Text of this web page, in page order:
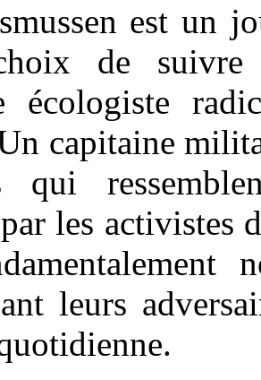
est un
de suivre
écologiste
capitaine
qui
les activistes
leurs